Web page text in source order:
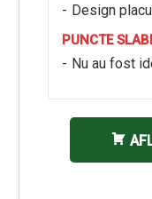
Design
PUNCTE
Nu au fost